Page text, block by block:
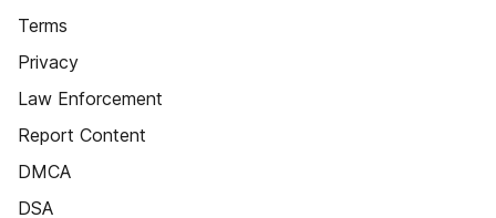
Terms
Privacy
Law Enforcement
Report Content
DMCA
DSA